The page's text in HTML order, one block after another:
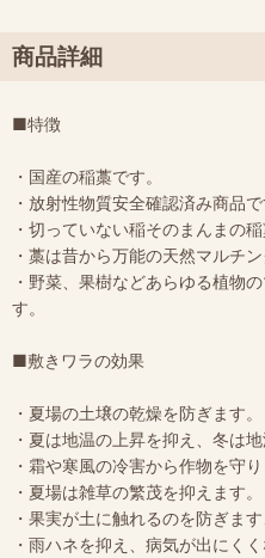
商品詳細
■特徴
・国産の稲藁です。
・放射性物質安全確認済み商品で
・切っていない稲そのまんまの稲
・藁は昔から万能の天然マルチ
・野菜、果樹などあらゆる植物
す。
■敷きワラの効果
・夏場の土壌の乾燥を防ぎます。
・夏は地温の上昇を抑え、冬は
・霜や寒風の冷害から作物を守り
・夏場は雑草の繁茂を抑えます。
・果実が土に触れるのを防ぎま
・雨ハネを抑え、病気が出にくく